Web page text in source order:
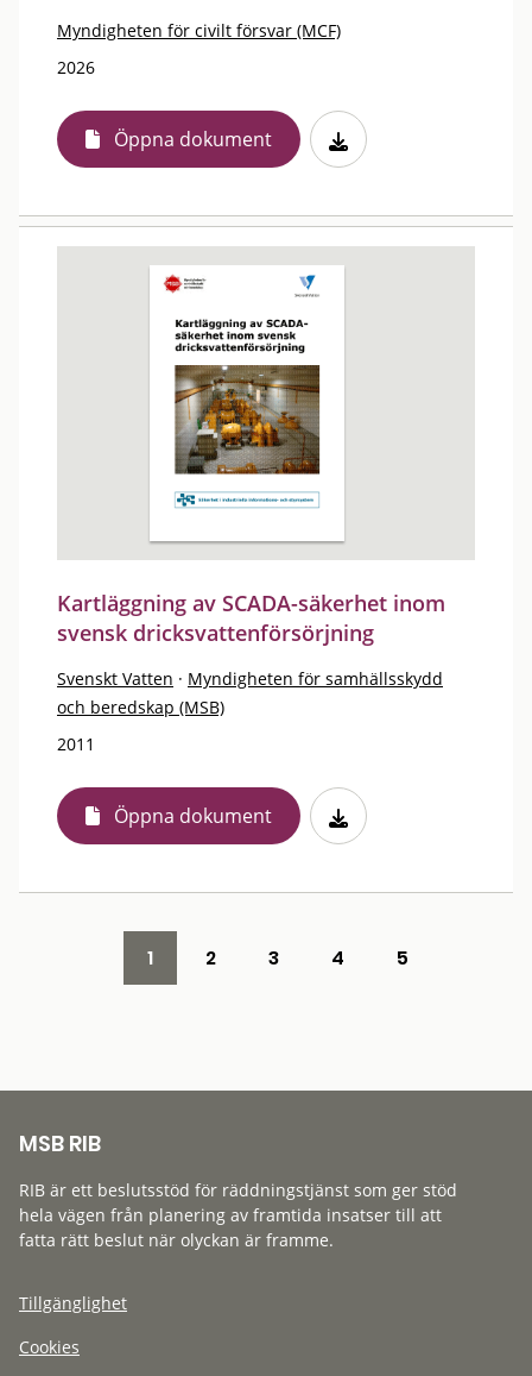
Myndigheten för civilt försvar (MCF)
2026
Öppna dokument
Kartläggning av SCADA-säkerhet inom
svensk dricksvattenförsörjning
Svenskt Vatten · Myndigheten för samhällsskydd
och beredskap (MSB)
2011
Öppna dokument
1 2 3 4 5
MSB RIB
RIB är ett beslutsstöd för räddningstjänst som ger stöd
hela vägen från planering av framtida insatser till att
fatta rätt beslut när olyckan är framme.
Tillgänglighet
Cookies